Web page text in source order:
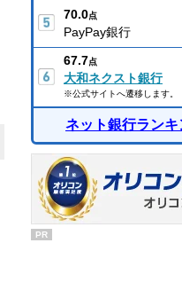
70.0点
PayPay銀行
67.7点
大和ネクスト銀行
※公式サイトへ遷移します。
ネット銀行ランキ
PR